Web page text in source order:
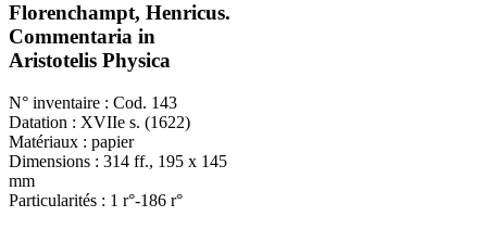
Florenchampt, Henricus.
Commentaria in
Aristotelis Physica
N° inventaire : Cod. 143
Datation : XVIIe s. (1622)
Matériaux : papier
Dimensions : 314 ff., 195 x 145
mm
Particularités : 1 r°-186 r°